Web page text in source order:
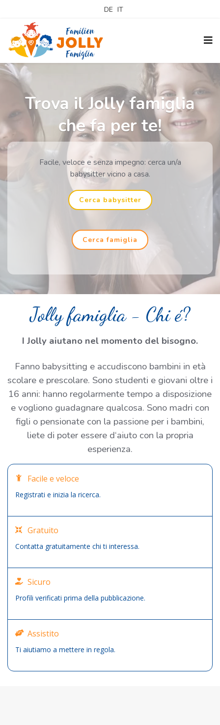
DE IT
Trova il Jolly famiglia
che fa per te!
Facile, veloce e senza impegno: cerca un/a
babysitter vicino a casa.
Cerca babysitter
Cerca famiglia
Jolly famiglia - Chi é?
I Jolly aiutano nel momento del bisogno.
Fanno babysitting e accudiscono bambini in età
scolare e prescolare. Sono studenti e giovani oltre i
16 anni: hanno regolarmente tempo a disposizione
e vogliono guadagnare qualcosa. Sono madri con
figli o pensionate con la passione per i bambini,
liete di poter essere d‘aiuto con la propria
esperienza.
Facile e veloce
Registrati e inizia la ricerca.
Gratuito
Contatta gratuitamente chi ti interessa.
Sicuro
Profili verificati prima della pubblicazione.
Assistito
Ti aiutiamo a mettere in regola.